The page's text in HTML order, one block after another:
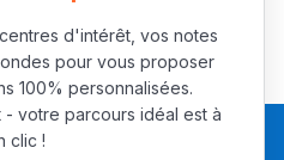
78 Sujets
Vidéos
89 Interviews/Vidéos
d'intérêt, vos notes
pour vous proposer
100% personnalisées.
- votre parcours idéal est à
clic !